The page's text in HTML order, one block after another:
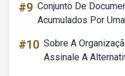
#9 Conjunto De
Acumulados Por
#10 Sobre A
Assinale A